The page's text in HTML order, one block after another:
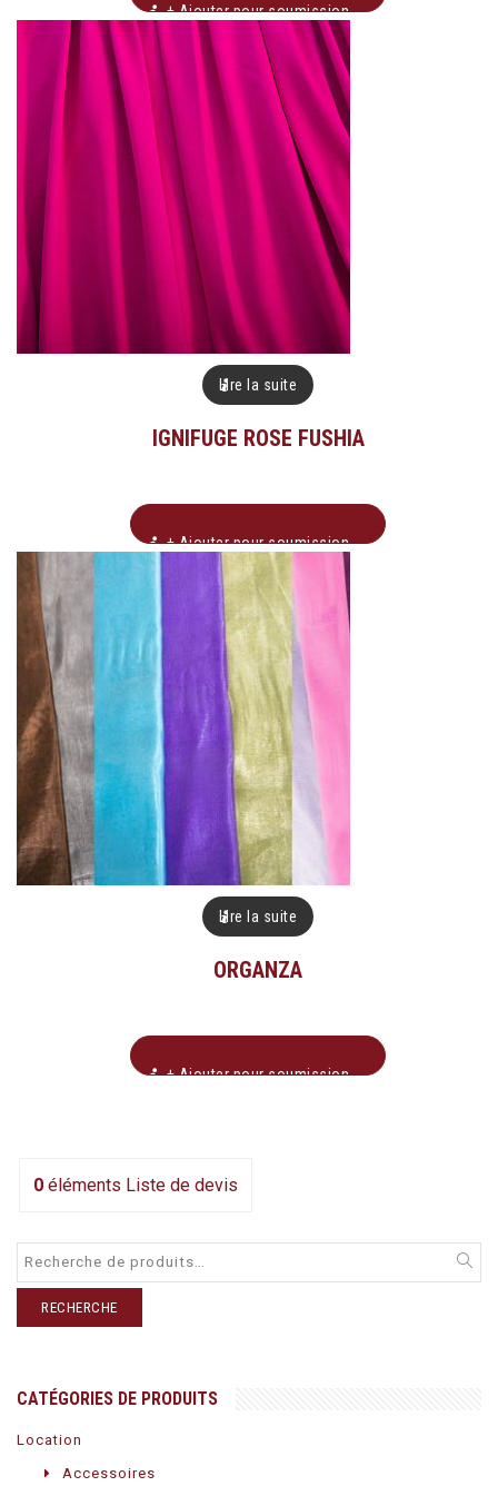
+ Ajouter pour soumission
Lire la suite
IGNIFUGE ROSE FUSHIA
+ Ajouter pour soumission
Lire la suite
ORGANZA
+ Ajouter pour soumission
0 éléments Liste de devis
RECHERCHE
CATÉGORIES DE PRODUITS
Location
Accessoires